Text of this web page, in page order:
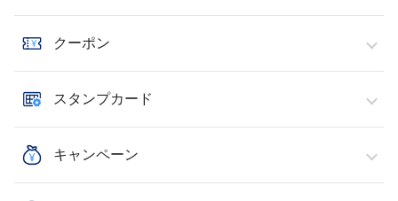
クーポン
スタンプカード
キャンペーン